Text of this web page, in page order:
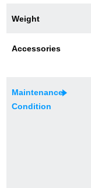
修理
Weight
Accessories
Maintenance
Condition